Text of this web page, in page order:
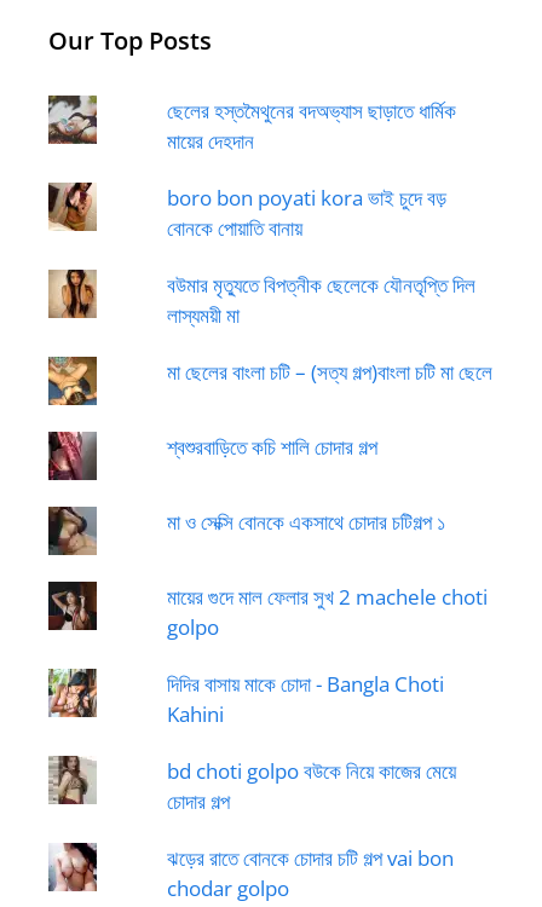
Our Top Posts
ছেলের হস্তমৈথুনের বদঅভ্যাস ছাড়াতে ধার্মিক
মায়ের দেহদান
boro bon poyati kora ভাই চুদে বড়
বোনকে পোয়াতি বানায়
বউমার মৃত্যুতে বিপত্নীক ছেলেকে যৌনতৃপ্তি দিল
লাস্যময়ী মা
মা ছেলের বাংলা চটি – (সত্য গল্প)বাংলা চটি মা ছেলে
শ্বশুরবাড়িতে কচি শালি চোদার গল্প
মা ও সেক্সি বোনকে একসাথে চোদার চটিগল্প ১
মায়ের গুদে মাল ফেলার সুখ 2 machele choti
golpo
দিদির বাসায় মাকে চোদা - Bangla Choti
Kahini
bd choti golpo বউকে নিয়ে কাজের মেয়ে
চোদার গল্প
ঝড়ের রাতে বোনকে চোদার চটি গল্প vai bon
chodar golpo